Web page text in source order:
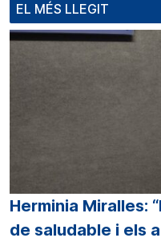
EL MÉS LLEGIT
Herminia Miralles:
de saludable i els